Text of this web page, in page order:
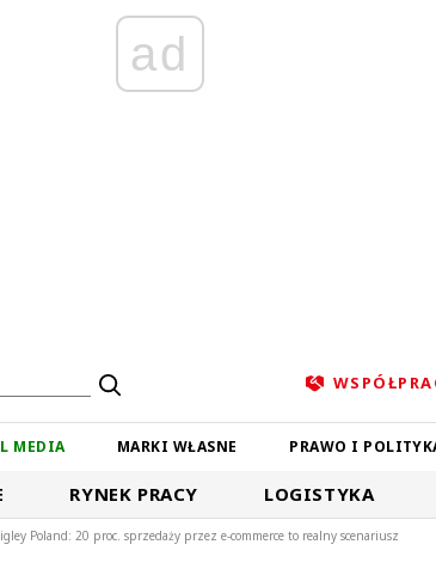
ad
MEDIA MARKI WŁASNE PRAWO I
RYNEK PRACY LOGISTYKA
Poland: 20 proc. sprzedaży przez e-commerce to realny scenariusz